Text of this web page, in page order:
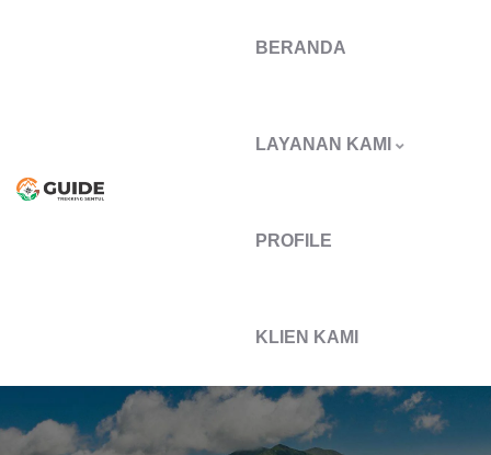
BERANDA
LAYANAN KAMI
PROFILE
KLIEN KAMI